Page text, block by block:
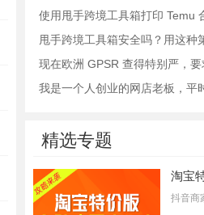
使用甩手跨境工具箱打印 Temu
甩手跨境工具箱安全吗？用这种
现在欧洲 GPSR 查得特别严，要
我是一个人创业的网店老板，平
精选专题
淘宝
抖音商